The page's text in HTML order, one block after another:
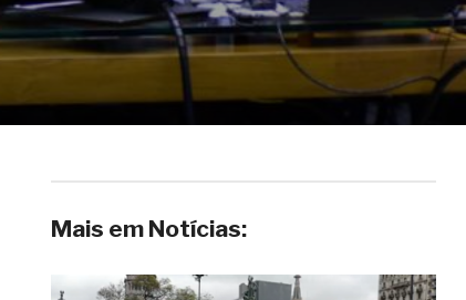
Mais em Notícias: